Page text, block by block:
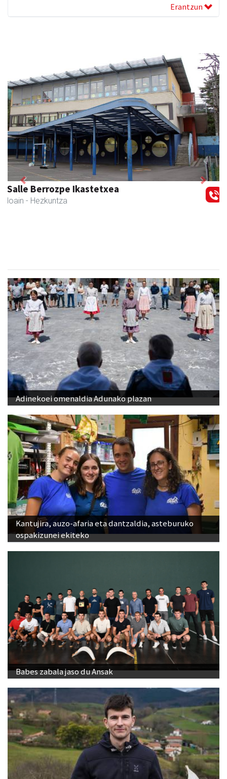
Erantzun
Previous Next
Adinekoei omenaldia Adunako plazan
Kantujira, auzo-afaria eta dantzaldia, asteburuko
ospakizunei ekiteko
Babes zabala jaso du Ansak